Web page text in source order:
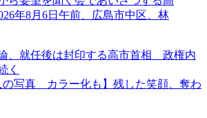
、就任後は封印する高市首相 政権内
く
の写真 カラー化も】残した笑顔、奪わ